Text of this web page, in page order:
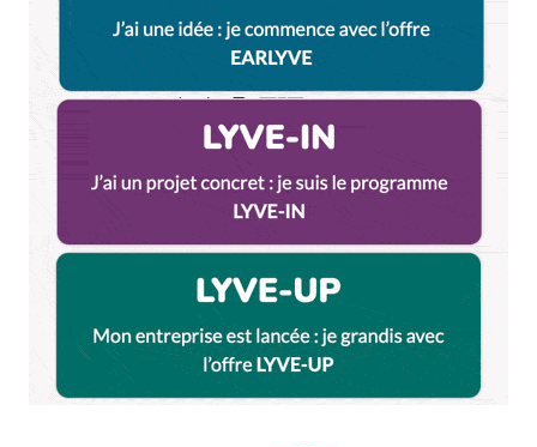
même !
Répondre
par rapport au fait que les coureurs vont dans le
sens inverse des aiguilles d’une montre (comme au
parc de la Tête d’or, patinoire, etc.), un article
intéressant :
http://www.pourquois.com/inclassables/pourquoi-
court-dans-sens-inverse-aiguilles-montre.html
Répondre